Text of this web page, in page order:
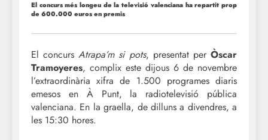
El concurs més longeu de la televisió valenciana ha repartit prop
de 600.000 euros en premis
El concursAtrapa’m si pots, presentat perÒscar
Tramoyeres, complix este dijous 6 de novembre
l’extraordinària xifra de 1.500 programes diaris
emesos en À Punt, la radiotelevisió pública
valenciana. En la graella, de dilluns a divendres, a
les 15:30 hores.